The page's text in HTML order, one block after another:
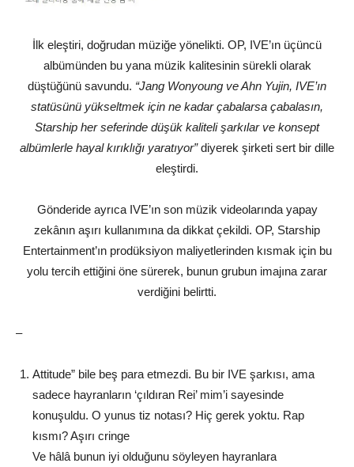
İlk eleştiri, doğrudan müziğe yönelikti. OP, IVE’ın üçüncü
albümünden bu yana müzik kalitesinin sürekli olarak
düştüğünü savundu. “Jang Wonyoung ve Ahn Yujin, IVE’ın
statüsünü yükseltmek için ne kadar çabalarsa çabalasın,
Starship her seferinde düşük kaliteli şarkılar ve konsept
albümlerle hayal kırıklığı yaratıyor”diyerek şirketi sert bir dille
eleştirdi.
Gönderide ayrıca IVE’ın son müzik videolarında yapay
zekânın aşırı kullanımına da dikkat çekildi. OP, Starship
Entertainment’ın prodüksiyon maliyetlerinden kısmak için bu
yolu tercih ettiğini öne sürerek, bunun grubun imajına zarar
verdiğini belirtti.
–
Attitude” bile beş para etmezdi. Bu bir IVE şarkısı, ama
sadece hayranların ‘çıldıran Rei’ mim’i sayesinde
konuşuldu. O yunus tiz notası? Hiç gerek yoktu. Rap
kısmı? Aşırı cringe
Ve hâlâ bunun iyi olduğunu söyleyen hayranlara